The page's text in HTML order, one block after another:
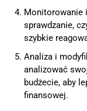
Monitorowanie
sprawdzanie,
szybkie
Analiza i
analizować
budżecie, aby
finansowej.